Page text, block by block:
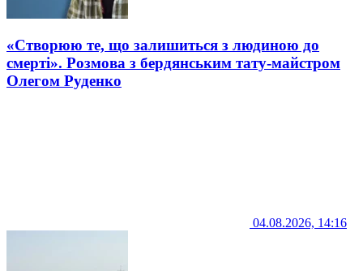
«Створюю те, що залишиться з людиною до
смерті». Розмова з бердянським тату-майстром
Олегом Руденко
04.08.2026, 14:16